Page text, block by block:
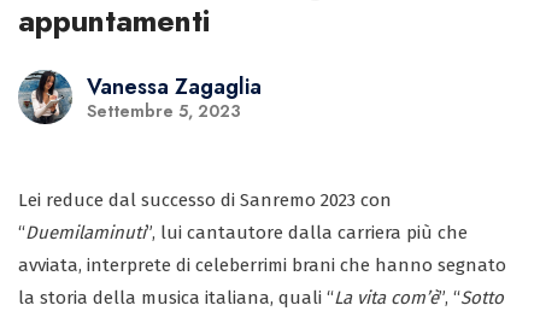
appuntamenti
Vanessa Zagaglia
Settembre 5, 2023
Lei reduce dal successo di Sanremo 2023 con
“Duemilaminuti”, lui cantautore dalla carriera più che
avviata, interprete di celeberrimi brani che hanno segnato
la storia della musica italiana, quali “La vita com’è”, “Sotto